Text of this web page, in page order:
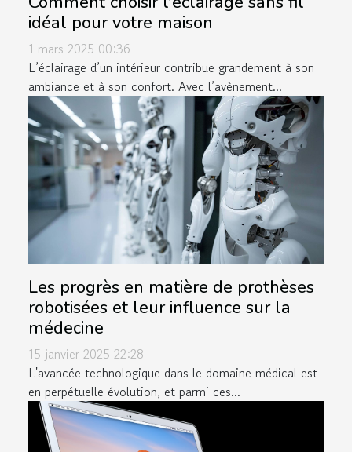
idéal pour votre maison
1 mars 2025 00:36
L’éclairage d’un intérieur contribue grandement à son
ambiance et à son confort. Avec l’avènement...
Les progrès en matière de prothèses
robotisées et leur influence sur la
médecine
15 janvier 2025 22:28
L'avancée technologique dans le domaine médical est
en perpétuelle évolution, et parmi ces...